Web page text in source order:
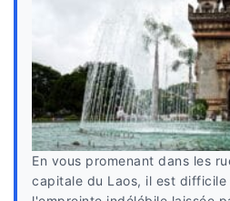
En vous promenant dans les
capitale du Laos, il est